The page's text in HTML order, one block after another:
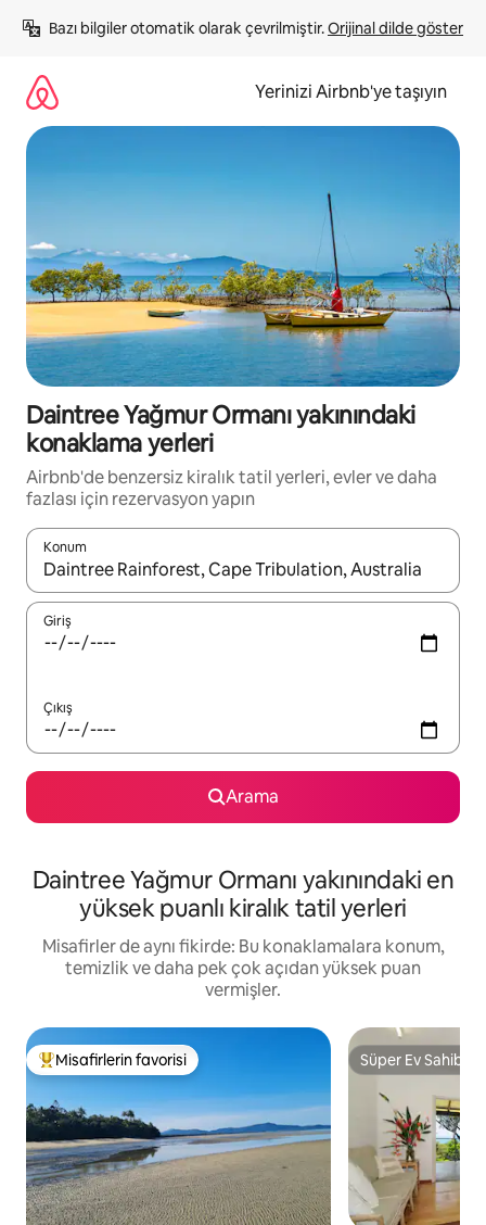
atla
Bazı bilgiler otomatik olarak çevrilmiştir. Orijinal dilde göster
Yerinizi Airbnb'ye taşıyın
Daintree Yağmur Ormanı yakınındaki
konaklama yerleri
Airbnb'de benzersiz kiralık tatil yerleri, evler ve daha
fazlası için rezervasyon yapın
Konum
Sonuçlar kullanılabilir olduğunda yukarı ve aşağı oklarıyla
Giriş
Çıkış
Arama
Daintree Yağmur Ormanı yakınındaki en
yüksek puanlı kiralık tatil yerleri
Misafirler de aynı fikirde: Bu konaklamalara konum,
temizlik ve daha pek çok açıdan yüksek puan
vermişler.
Misafirlerin favorilerinden en beğenilenler arasında
Misafirlerin favorisi Süper Ev Sahibi
Süper Ev Sahibi